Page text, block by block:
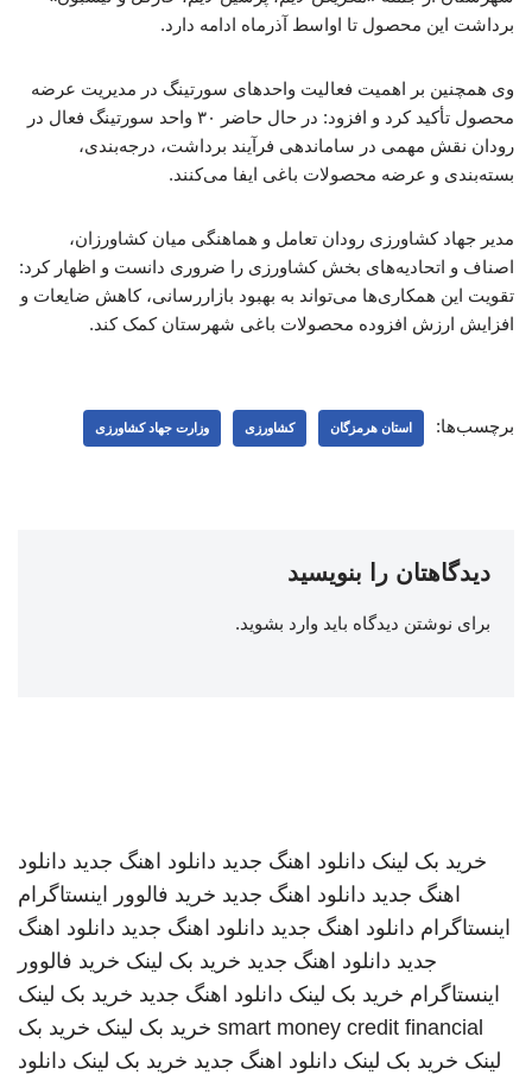
برداشت این محصول تا اواسط آذرماه ادامه دارد.
وی همچنین بر اهمیت فعالیت واحدهای سورتینگ در مدیریت عرضه
محصول تأکید کرد و افزود: در حال حاضر ۳۰ واحد سورتینگ فعال در
رودان نقش مهمی در ساماندهی فرآیند برداشت، درجه‌بندی،
بسته‌بندی و عرضه محصولات باغی ایفا می‌کنند.
مدیر جهاد کشاورزی رودان تعامل و هماهنگی میان کشاورزان،
اصناف و اتحادیه‌های بخش کشاورزی را ضروری دانست و اظهار کرد:
تقویت این همکاری‌ها می‌تواند به بهبود بازاررسانی، کاهش ضایعات و
افزایش ارزش افزوده محصولات باغی شهرستان کمک کند.
برچسب‌ها: استان هرمزگان کشاورزی وزارت جهاد کشاورزی
دیدگاهتان را بنویسید
برای نوشتن دیدگاه باید وارد بشوید.
خرید بک لینک دانلود اهنگ جدید دانلود اهنگ جدید دانلود
اهنگ جدید دانلود اهنگ جدید خرید فالوور اینستاگرام
اینستاگرام دانلود اهنگ جدید دانلود اهنگ جدید دانلود اهنگ
جدید دانلود اهنگ جدید خرید بک لینک خرید فالوور
اینستاگرام خرید بک لینک دانلود اهنگ جدید خرید بک لینک
smart money credit financial خرید بک لینک خرید بک
لینک خرید بک لینک دانلود اهنگ جدید خرید بک لینک دانلود